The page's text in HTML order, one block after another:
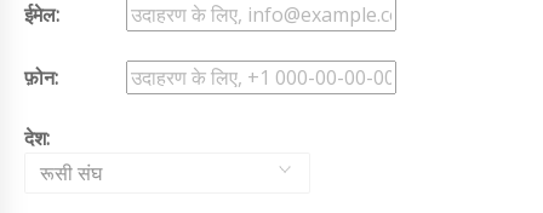
ईमेल:
फ़ोन:
देश:
रूसी संघ